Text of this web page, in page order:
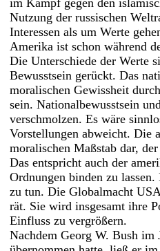
im Kampf gegen den
Nutzung der russischen
Interessen als um Werte
Amerika ist schon während
Die Unterschiede der Werte
Bewusstsein gerückt. Das
moralischen Gewissheit
sein. Nationalbewusstsein
verschmolzen. Es wäre
Vorstellungen abweicht. Die
moralischen Maßstab dar,
Das entspricht auch der
Ordnungen binden zu
zu tun. Die Globalmacht
rät. Sie wird insgesamt ihre
Einfluss zu vergrößern.
Nachdem Georg W. Bush im